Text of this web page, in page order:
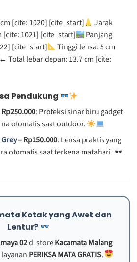
[cite: 1020] [cite_start]
Jarak
[cite: 1021] [cite_start]
Panjang
[cite_start]
Tinggi lensa: 5 cm
↔️ Total lebar depan: 13.7 cm [cite:
Pendukung
: Proteksi sinar biru gadget
otomatis saat outdoor.
– Rp150.000: Lensa praktis yang
otomatis saat terkena matahari.
Kotak yang Awet dan
Lentur?
02di storeKacamata Malang
PERIKSA MATA GRATIS.